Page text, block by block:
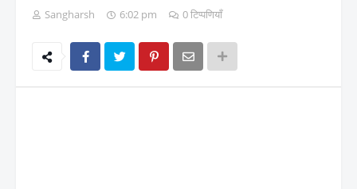
Sangharsh 6:02 pm 0 टिप्पणियाँ